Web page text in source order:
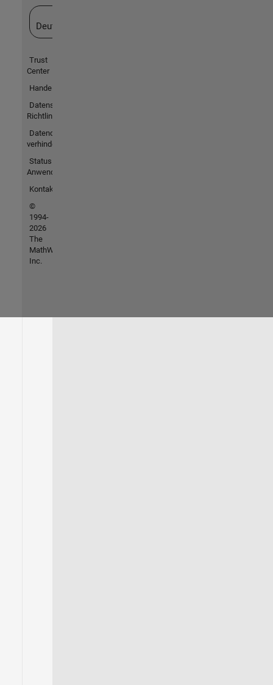
Deutschland
Trust
Center
Handelsmarken
Datenschutz-
Richtlinien
Datendiebstahl
verhindern
Status von
Anwendungen
Kontakt
©
1994-
2026
The
MathWorks,
Inc.